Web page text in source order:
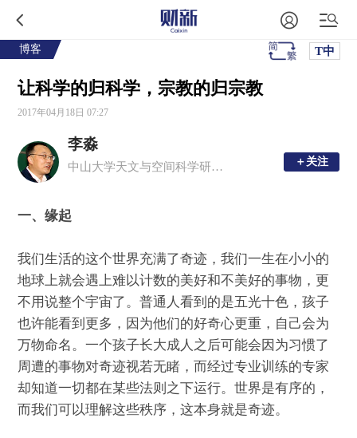
博客 T中
让科学的归科学，宗教的归宗教
2017年04月18日 07:27
李淼
中山大学天文与空间科学研究院院长 ＋关注
＋关注
一、缘起
我们生活的这个世界充满了奇迹，我们一生在小小的
地球上就会遇上难以计数的美好和不美好的事物，更
不用说整个宇宙了。普通人看到的是五光十色，孩子
也许能看到更多，因为他们的好奇心更重，自己会为
万物命名。一个孩子长大成人之后可能会因为习惯了
周遭的事物对奇迹视若无睹，而经过专业训练的专家
却知道一切都在某些法则之下运行。世界是有序的，
而我们可以理解这些秩序，这本身就是奇迹。